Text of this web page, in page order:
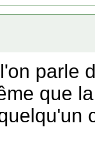
parle
que